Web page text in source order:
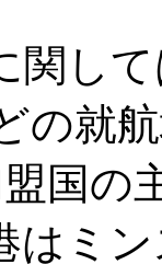
関し
の就
国の
はミ